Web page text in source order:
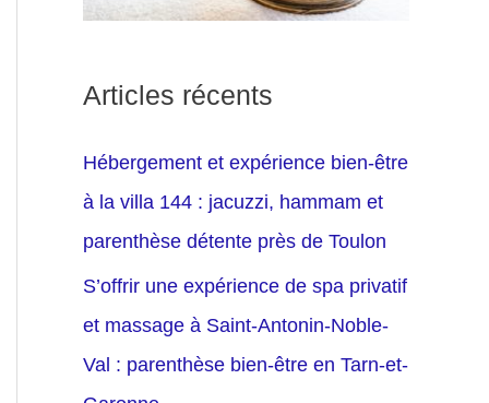
Articles récents
Hébergement et expérience bien-être
à la villa 144 : jacuzzi, hammam et
parenthèse détente près de Toulon
S’offrir une expérience de spa privatif
et massage à Saint-Antonin-Noble-
Val : parenthèse bien-être en Tarn-et-